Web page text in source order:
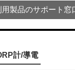
用製品のサポート窓
計/導電